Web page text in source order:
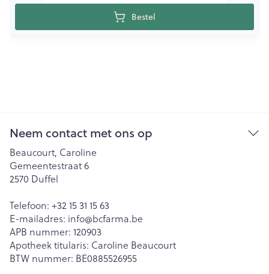
Bestel
Neem contact met ons op
Beaucourt, Caroline
Gemeentestraat 6
2570 Duffel
Telefoon: +32 15 31 15 63
E-mailadres: info@bcfarma.be
APB nummer: 120903
Apotheek titularis: Caroline Beaucourt
BTW nummer: BE0885526955